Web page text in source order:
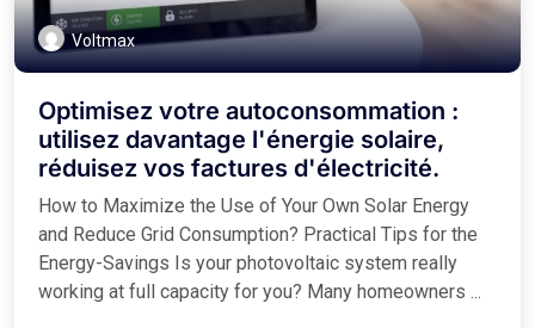
Voltmax
Optimisez votre autoconsommation :
utilisez davantage l'énergie solaire,
réduisez vos factures d'électricité.
How to Maximize the Use of Your Own Solar Energy
and Reduce Grid Consumption? Practical Tips for the
Energy-Savings Is your photovoltaic system really
working at full capacity for you? Many homeowners ...